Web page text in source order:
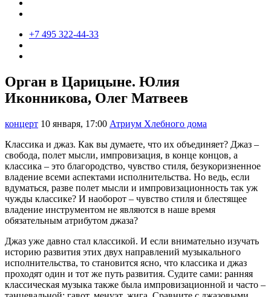
+7 495 322-44-33
Орган в Царицыне. Юлия
Иконникова, Олег Матвеев
концерт 10 января, 17:00 Атриум Хлебного дома
Классика и джаз. Как вы думаете, что их объединяет? Джаз –
свобода, полет мысли, импровизация, в конце концов, а
классика – это благородство, чувство стиля, безукоризненное
владение всеми аспектами исполнительства. Но ведь, если
вдуматься, разве полет мысли и импровизационность так уж
чужды классике? И наоборот – чувство стиля и блестящее
владение инструментом не являются в наше время
обязательным атрибутом джаза?
Джаз уже давно стал классикой. И если внимательно изучать
историю развития этих двух направлений музыкального
исполнительства, то становится ясно, что классика и джаз
проходят один и тот же путь развития. Судите сами: ранняя
классическая музыка также была импровизационной и часто –